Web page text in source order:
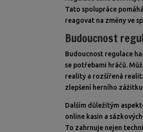
Tato spolupráce
reagovat na změny ve
Budoucnost
Budoucnost regulace
se potřebami hráčů.
reality a rozšířená
zlepšení herního
Dalším důležitým
online kasin a
To zahrnuje nejen